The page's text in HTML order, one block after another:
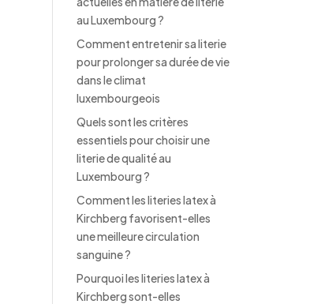
au Luxembourg ?
Comment entretenir sa literie
pour prolonger sa durée de vie
dans le climat
luxembourgeois
Quels sont les critères
essentiels pour choisir une
literie de qualité au
Luxembourg ?
Comment les literies latex à
Kirchberg favorisent-elles
une meilleure circulation
sanguine ?
Pourquoi les literies latex à
Kirchberg sont-elles